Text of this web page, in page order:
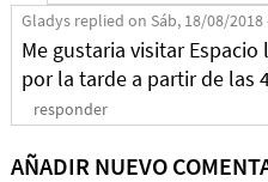
Gladys replied on Sáb, 18/08/2018
Me gustaria visitar Espacio
por la tarde a partir de las
responder
AÑADIR NUEVO